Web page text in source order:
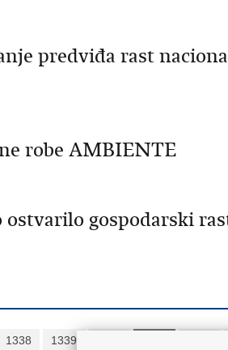
predviđa rast
robe AMBIENTE
gospodarski
1338 1339